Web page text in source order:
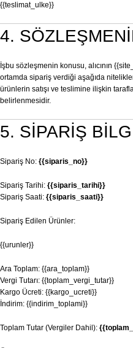
{{teslimat_ulke}}
4.
İşbu sözleşmenin konusu, alıcının
ortamda sipariş verdiği aşağıda
ürünlerin satışı ve teslimine ilişkin
belirlenmesidir.
5. SİPARİŞ
Sipariş No: {{siparis_no}}
Sipariş Tarihi: {{siparis_tarihi}}
Sipariş Saati: {{siparis_saati}}
Sipariş Edilen Ürünler:
{{urunler}}
Ara Toplam: {{ara_toplam}}
Vergi Tutarı: {{toplam_vergi_tutar}}
Kargo Ücreti: {{kargo_ucreti}}
İndirim: {{indirim_toplami}}
Toplam Tutar (Vergiler Dahil):